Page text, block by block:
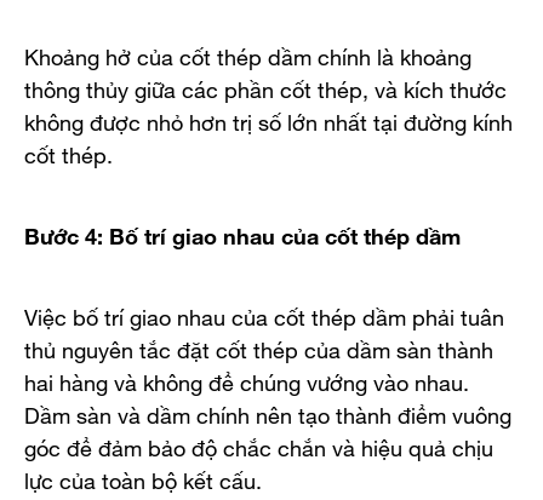
Khoảng hở của cốt thép dầm chính là khoảng
thông thủy giữa các phần cốt thép, và kích thước
không được nhỏ hơn trị số lớn nhất tại đường kính
cốt thép.
Bước 4: Bố trí giao nhau của cốt thép dầm
Việc bố trí giao nhau của cốt thép dầm phải tuân
thủ nguyên tắc đặt cốt thép của dầm sàn thành
hai hàng và không để chúng vướng vào nhau.
Dầm sàn và dầm chính nên tạo thành điểm vuông
góc để đảm bảo độ chắc chắn và hiệu quả chịu
lực của toàn bộ kết cấu.